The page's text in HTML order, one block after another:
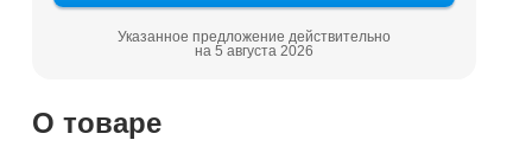
Указанное предложение действительно
на 5 августа 2026
О товаре